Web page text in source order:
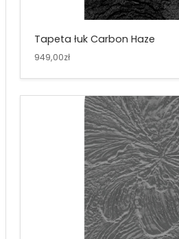
Tapeta łuk Carbon Haze
949,00zł